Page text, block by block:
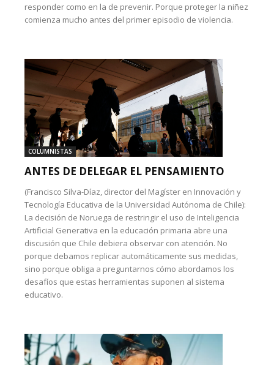
responder como en la de prevenir. Porque proteger la niñez
comienza mucho antes del primer episodio de violencia.
COLUMNISTAS
ANTES DE DELEGAR EL PENSAMIENTO
(Francisco Silva-Díaz, director del Magíster en Innovación y
Tecnología Educativa de la Universidad Autónoma de Chile):
La decisión de Noruega de restringir el uso de Inteligencia
Artificial Generativa en la educación primaria abre una
discusión que Chile debiera observar con atención. No
porque debamos replicar automáticamente sus medidas,
sino porque obliga a preguntarnos cómo abordamos los
desafíos que estas herramientas suponen al sistema
educativo.